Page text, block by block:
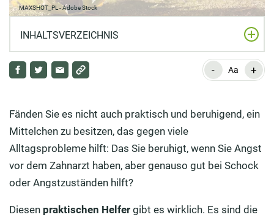
MAXSHOT_PL - Adobe Stock
INHALTSVERZEICHNIS
So funktioniert die Bachblüten-Therapie
Krankheitsursache
Der Weg zur inneren Harmonie
Wirkungsvolle Hilfe durch Bachblüten
Anwendung von Notfalltropfen
Aufbewahrung und Bezugspunkte
- Aa +
Fänden Sie es nicht auch praktisch und beruhigend, ein
Mittelchen zu besitzen, das gegen viele
Alltagsprobleme hilft: Das Sie beruhigt, wenn Sie Angst
vor dem Zahnarzt haben, aber genauso gut bei Schock
oder Angstzuständen hilft?
Diesen praktischen Helfer gibt es wirklich. Es sind die